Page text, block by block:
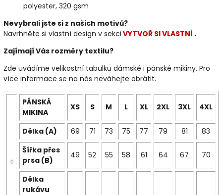
polyester, 320 gsm
Nevybrali jste si z našich motivů?
Navrhněte si vlastní design v sekci VYTVOŘ SI VLASTNÍ .
Zajímají Vás rozměry textilu?
Zde uvádíme velikostní tabulku dámské i pánské mikiny. Pro
více informace se na nás neváhejte obrátit.
PÁNSKÁ
MIKINA
XS S M L XL 2XL 3XL 4XL
Délka (A) 69 71 73 75 77 79 81
83
Šířka přes
prsa (B)
49 52 55 58 61 64 67 70
Délka
rukávu